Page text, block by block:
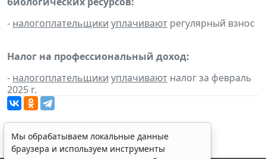
- налогоплательщики уплачивают регулярный взнос
Налог на профессиональный доход:
- налогоплательщики уплачивают налог за февраль
2025 г.
Мы обрабатываем локальные данные
браузера и используем инструменты